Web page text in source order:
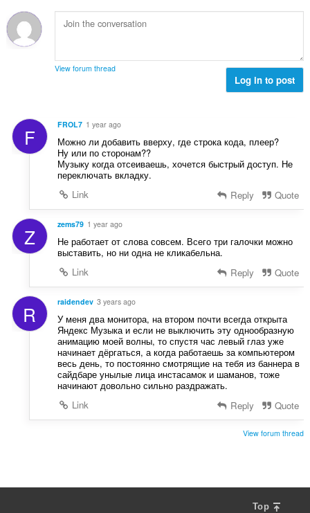
:e
e
ä
t
a
t
s
ä
:
View forum thread
Log in to post
F FROL7 1 year ago
Можно ли добавить вверху, где строка кода, плеер?
Ну или по сторонам??
Музыку когда отсеиваешь, хочется быстрый доступ. Не
переключать вкладку.
Link
Reply Quote
Z zems79 1 year ago
Не работает от слова совсем. Всего три галочки можно
выставить, но ни одна не кликабельна.
Link
Reply Quote
R raidendev 3 years ago
У меня два монитора, на втором почти всегда открыта
Яндекс Музыка и если не выключить эту однообразную
анимацию моей волны, то спустя час левый глаз уже
начинает дёргаться, а когда работаешь за компьютером
весь день, то постоянно смотрящие на тебя из баннера в
сайдбаре унылые лица инстасамок и шаманов, тоже
начинают довольно сильно раздражать.
Link
Reply Quote
View forum thread
Top